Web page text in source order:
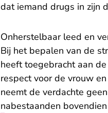
dat iemand drugs in zijn
Onherstelbaar leed en
Bij het bepalen van de
heeft toegebracht aan
respect voor de vrouw
neemt de verdachte
nabestaanden